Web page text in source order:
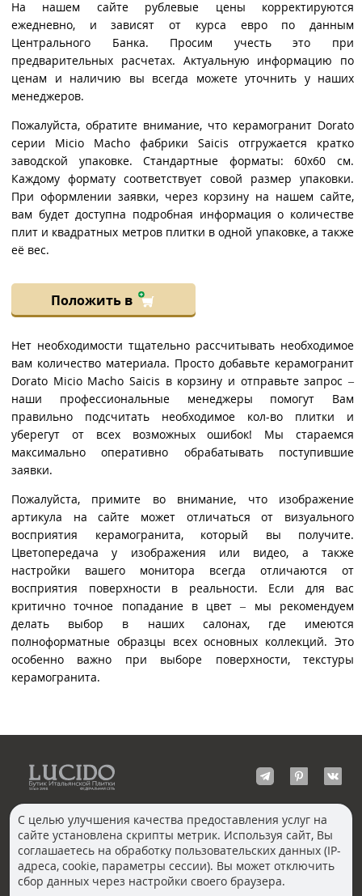
На нашем сайте рублевые цены корректируются
ежедневно, и зависят от курса евро по данным
Центрального Банка. Просим учесть это при
предварительных расчетах. Актуальную информацию по
ценам и наличию вы всегда можете уточнить у наших
менеджеров.
Пожалуйста, обратите внимание, что керамогранит Dorato
серии Micio Macho фабрики Saicis отгружается кратко
заводской упаковке. Стандартные форматы: 60x60 см.
Каждому формату соответствует совой размер упаковки.
При оформлении заявки, через корзину на нашем сайте,
вам будет доступна подробная информация о количестве
плит и квадратных метров плитки в одной упаковке, а также
её вес.
Положить в
Нет необходимости тщательно рассчитывать необходимое
вам количество материала. Просто добавьте керамогранит
Dorato Micio Macho Saicis в корзину и отправьте запрос –
наши профессиональные менеджеры помогут Вам
правильно подсчитать необходимое кол-во плитки и
уберегут от всех возможных ошибок! Мы стараемся
максимально оперативно обрабатывать поступившие
заявки.
Пожалуйста, примите во внимание, что изображение
артикула на сайте может отличаться от визуального
восприятия керамогранита, который вы получите.
Цветопередача у изображения или видео, а также
настройки вашего монитора всегда отличаются от
восприятия поверхности в реальности. Если для вас
критично точное попадание в цвет – мы рекомендуем
делать выбор в наших салонах, где имеются
полноформатные образцы всех основных коллекций. Это
особенно важно при выборе поверхности, текстуры
керамогранита.
КОНТАКТЫ
Москва, Пречистенка
Волгоград
Екатеринбург
Казань
Новосибирск
С целью улучшения качества предоставления услуг на
сайте установлена скрипты метрик. Используя сайт, Вы
соглашаетесь на обработку пользовательских данных (IP-
адреса, cookie, параметры сессии). Вы может отключить
сбор данных через настройки своего браузера.